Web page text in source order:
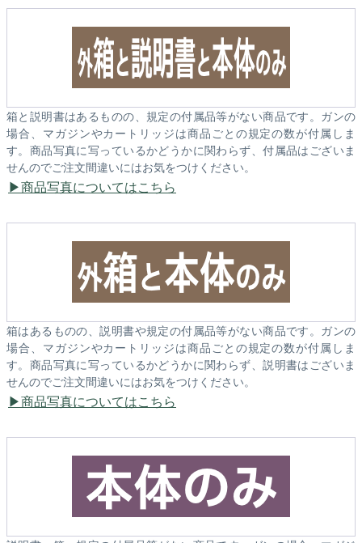
箱と説明書はあるものの、規定の付属品等がない商品です。ガンの
場合、マガジンやカートリッジは商品ごとの規定の数が付属しま
す。商品写真に写っているかどうかに関わらず、付属品はございま
せんのでご注文間違いにはお気をつけください。
商品写真についてはこちら
箱はあるものの、説明書や規定の付属品等がない商品です。ガンの
場合、マガジンやカートリッジは商品ごとの規定の数が付属しま
す。商品写真に写っているかどうかに関わらず、説明書はございま
せんのでご注文間違いにはお気をつけください。
商品写真についてはこちら